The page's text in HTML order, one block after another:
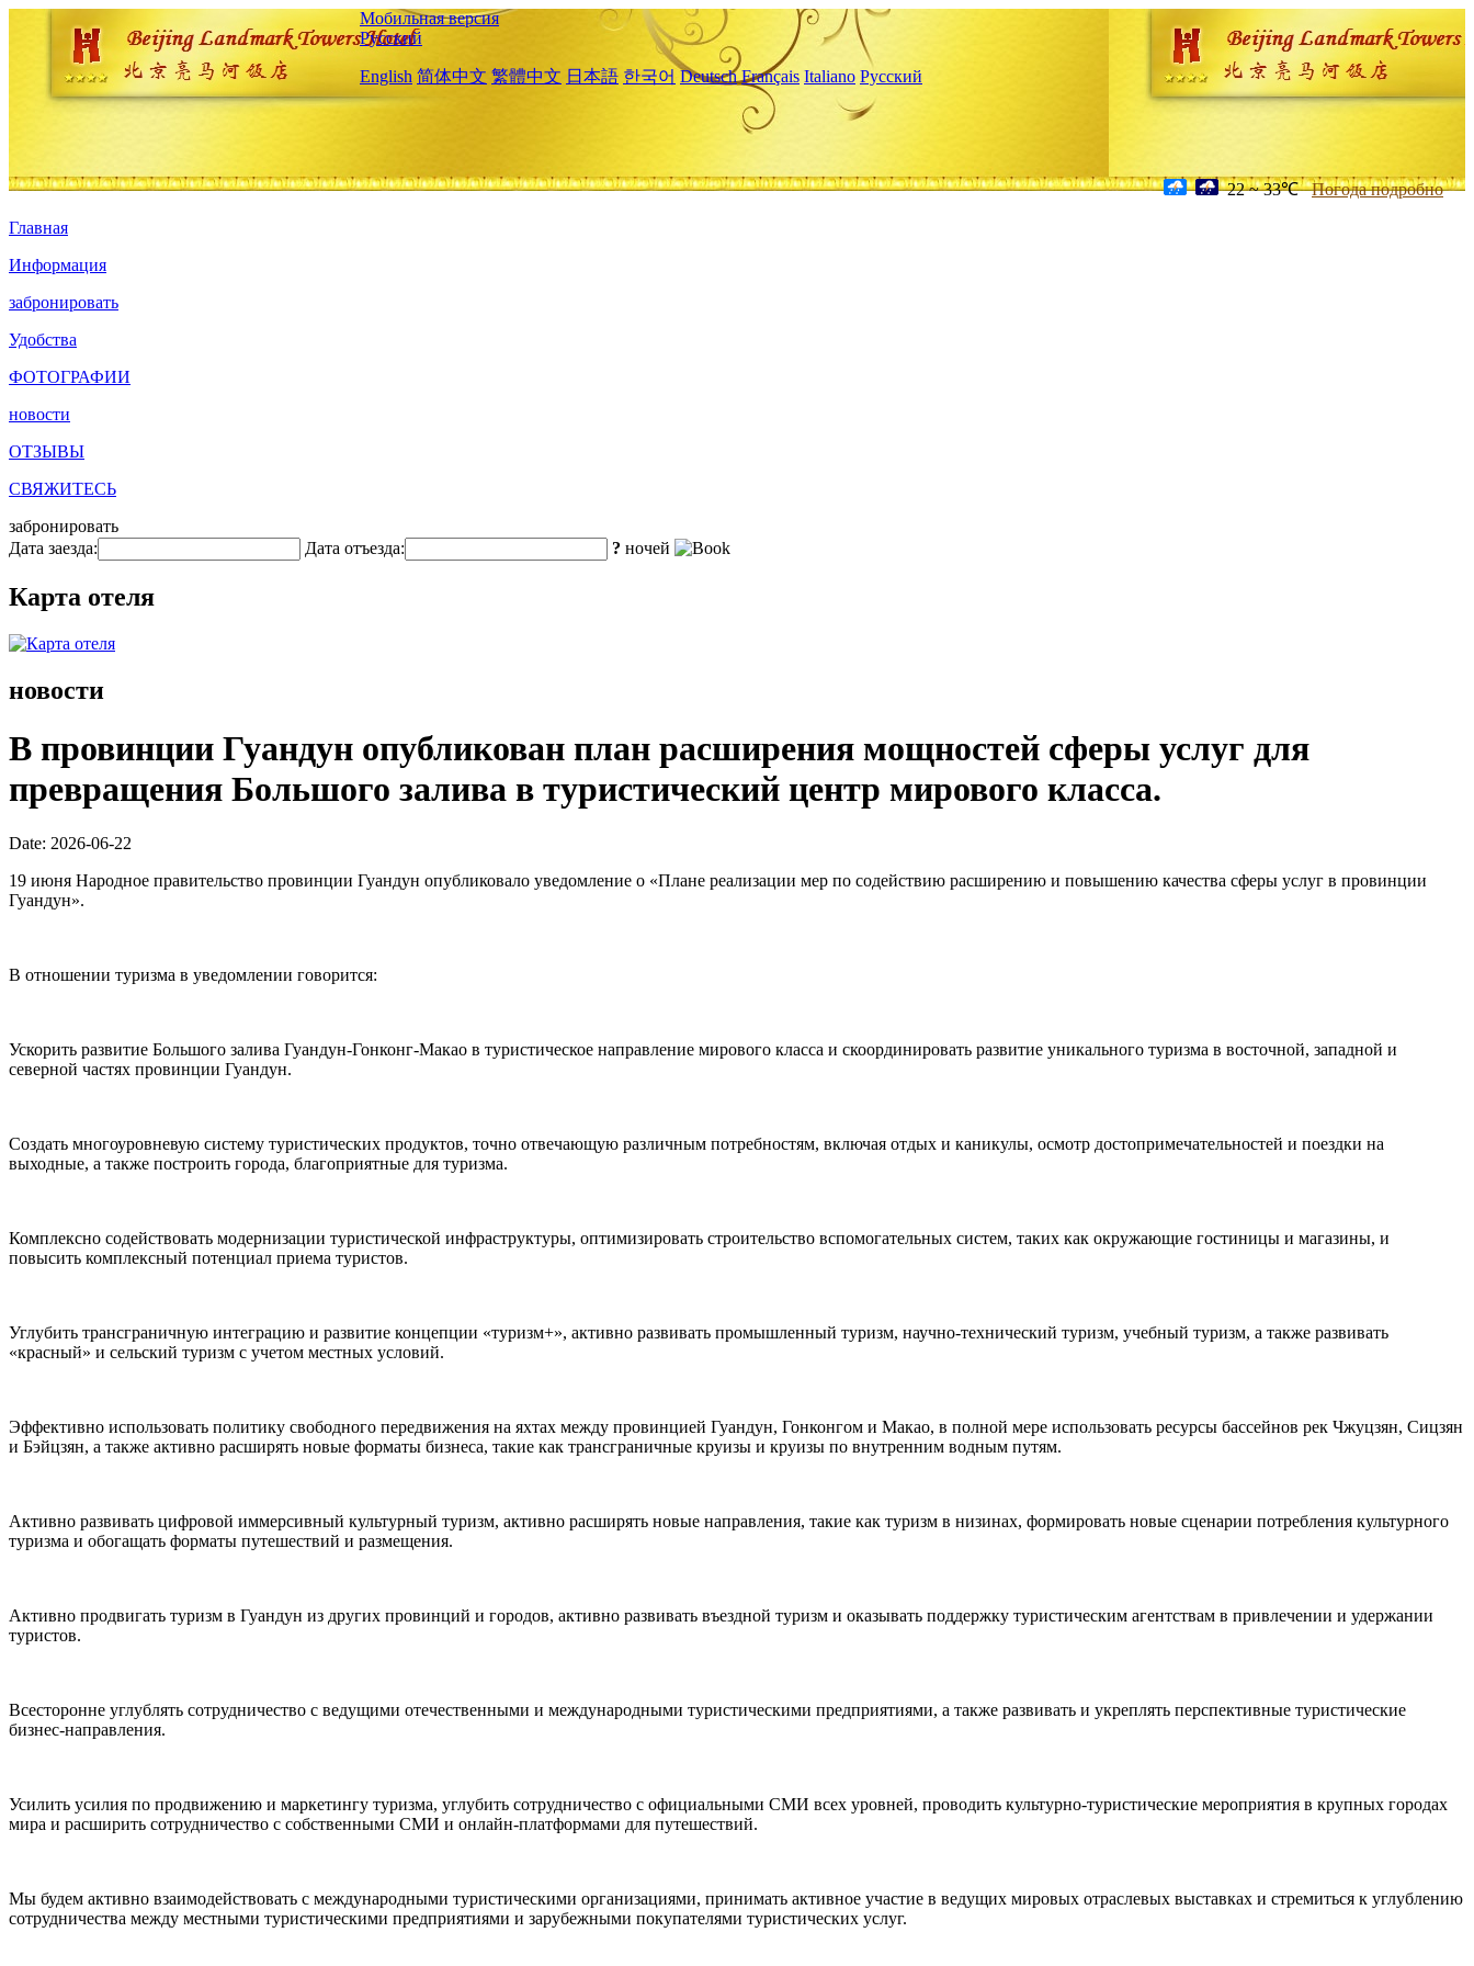
Мобильная версия
Русский
English 简体中文 繁體中文 日本語 한국어 Deutsch Français Italiano Русский
22 ~ 33℃ Погода подробно
Главная
Информация
забронировать
Удобства
ФОТОГРАФИИ
новости
ОТЗЫВЫ
СВЯЖИТЕСЬ
забронировать
Дата заезда:
Дата отъезда: ? ночей
Карта отеля
новости
В провинции Гуандун опубликован план расширения мощностей сферы услуг для
превращения Большого залива в туристический центр мирового класса.
Date: 2026-06-22
19 июня Народное правительство провинции Гуандун опубликовало уведомление о «Плане реализации мер по содействию расширению и повышению качества сферы услуг в провинции
Гуандун».
В отношении туризма в уведомлении говорится:
Ускорить развитие Большого залива Гуандун-Гонконг-Макао в туристическое направление мирового класса и скоординировать развитие уникального туризма в восточной, западной и
северной частях провинции Гуандун.
Создать многоуровневую систему туристических продуктов, точно отвечающую различным потребностям, включая отдых и каникулы, осмотр достопримечательностей и поездки на
выходные, а также построить города, благоприятные для туризма.
Комплексно содействовать модернизации туристической инфраструктуры, оптимизировать строительство вспомогательных систем, таких как окружающие гостиницы и магазины, и
повысить комплексный потенциал приема туристов.
Углубить трансграничную интеграцию и развитие концепции «туризм+», активно развивать промышленный туризм, научно-технический туризм, учебный туризм, а также развивать
«красный» и сельский туризм с учетом местных условий.
Эффективно использовать политику свободного передвижения на яхтах между провинцией Гуандун, Гонконгом и Макао, в полной мере использовать ресурсы бассейнов рек Чжуцзян, Сицзян
и Бэйцзян, а также активно расширять новые форматы бизнеса, такие как трансграничные круизы и круизы по внутренним водным путям.
Активно развивать цифровой иммерсивный культурный туризм, активно расширять новые направления, такие как туризм в низинах, формировать новые сценарии потребления культурного
туризма и обогащать форматы путешествий и размещения.
Активно продвигать туризм в Гуандун из других провинций и городов, активно развивать въездной туризм и оказывать поддержку туристическим агентствам в привлечении и удержании
туристов.
Всесторонне углублять сотрудничество с ведущими отечественными и международными туристическими предприятиями, а также развивать и укреплять перспективные туристические
бизнес-направления.
Усилить усилия по продвижению и маркетингу туризма, углубить сотрудничество с официальными СМИ всех уровней, проводить культурно-туристические мероприятия в крупных городах
мира и расширить сотрудничество с собственными СМИ и онлайн-платформами для путешествий.
Мы будем активно взаимодействовать с международными туристическими организациями, принимать активное участие в ведущих мировых отраслевых выставках и стремиться к углублению
сотрудничества между местными туристическими предприятиями и зарубежными покупателями туристических услуг.